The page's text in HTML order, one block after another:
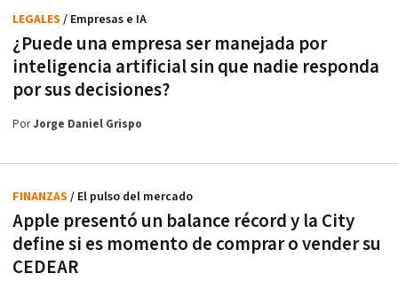
¿Puede una empresa ser manejada por
inteligencia artificial sin que nadie responda
por sus decisiones?
LEGALES / Empresas e IA
PorJorge Daniel Grispo
Apple presentó un balance récord y la City
define si es momento de comprar o vender su
CEDEAR
FINANZAS / El pulso del mercado